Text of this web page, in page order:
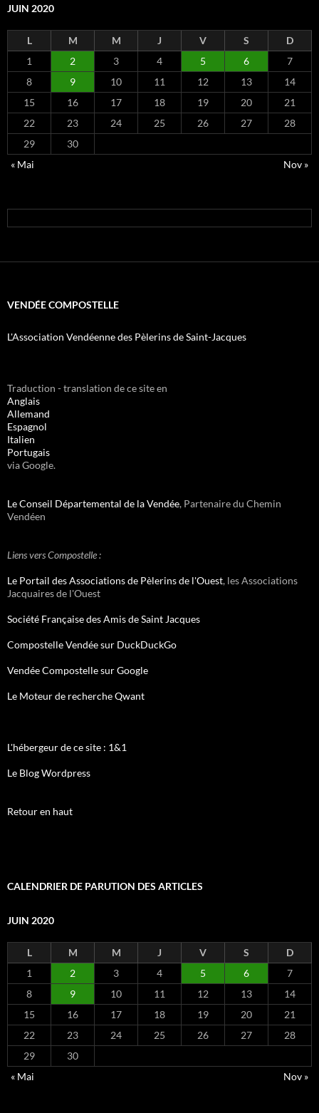
JUIN 2020
L M M J V S
D
1
2 3 4 5 6
7
8
9 10 11 12 13
14
15
16 17 18 19 20
21
22
23 24 25 26 27
28
29
30
« Mai
Nov »
VENDÉE COMPOSTELLE
L'Association Vendéenne des Pèlerins de Saint-Jacques
Traduction - translation de ce site en
Anglais
Allemand
Espagnol
Italien
Portugais
via Google.
Le Conseil Départemental de la Vendée, Partenaire du Chemin
Vendéen
Liens vers Compostelle :
Le Portail des Associations de Pèlerins de l'Ouest, les Associations
Jacquaires de l'Ouest
Société Française des Amis de Saint Jacques
Compostelle Vendée sur DuckDuckGo
Vendée Compostelle sur Google
Le Moteur de recherche Qwant
L'hébergeur de ce site : 1&1
Le Blog Wordpress
Retour en haut
CALENDRIER DE PARUTION DES ARTICLES
JUIN 2020
L M M J V S
D
1
2 3 4 5 6
7
8
9 10 11 12 13
14
15
16 17 18 19 20
21
22
23 24 25 26 27
28
29
30
« Mai
Nov »